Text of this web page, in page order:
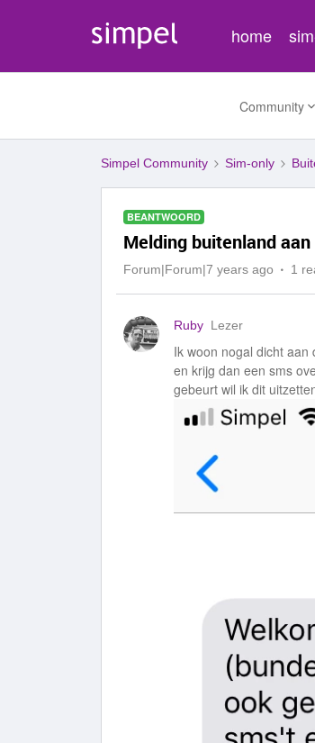
home
Community
Simpel Community Sim-only
BEANTWOORD
Melding buitenland
Forum|Forum|7 years ago 1
Ruby Lezer
Ik woon nogal dicht
en krijg dan een sms
gebeurt wil ik dit